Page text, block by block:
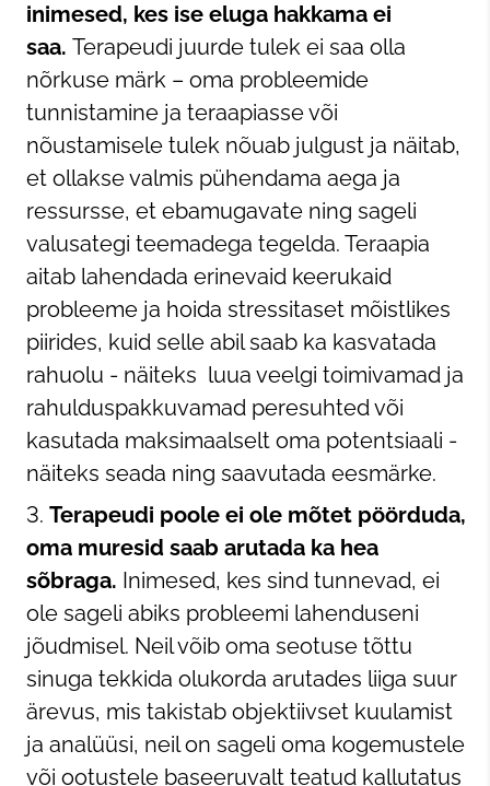
inimesed, kes ise eluga hakkama ei
saa. Terapeudi juurde tulek ei saa olla
nõrkuse märk – oma probleemide
tunnistamine ja teraapiasse või
nõustamisele tulek nõuab julgust ja näitab,
et ollakse valmis pühendama aega ja
ressursse, et ebamugavate ning sageli
valusategi teemadega tegelda. Teraapia
aitab lahendada erinevaid keerukaid
probleeme ja hoida stressitaset mõistlikes
piirides, kuid selle abil saab ka kasvatada
rahuolu - näiteks luua veelgi toimivamad ja
rahulduspakkuvamad peresuhted või
kasutada maksimaalselt oma potentsiaali -
näiteks seada ning saavutada eesmärke.
Terapeudi poole ei ole mõtet pöörduda,
oma muresid saab arutada ka hea
sõbraga. Inimesed, kes sind tunnevad, ei
ole sageli abiks probleemi lahenduseni
jõudmisel. Neil võib oma seotuse tõttu
sinuga tekkida olukorda arutades liiga suur
ärevus, mis takistab objektiivset kuulamist
ja analüüsi, neil on sageli oma kogemustele
või ootustele baseeruvalt teatud kallutatus